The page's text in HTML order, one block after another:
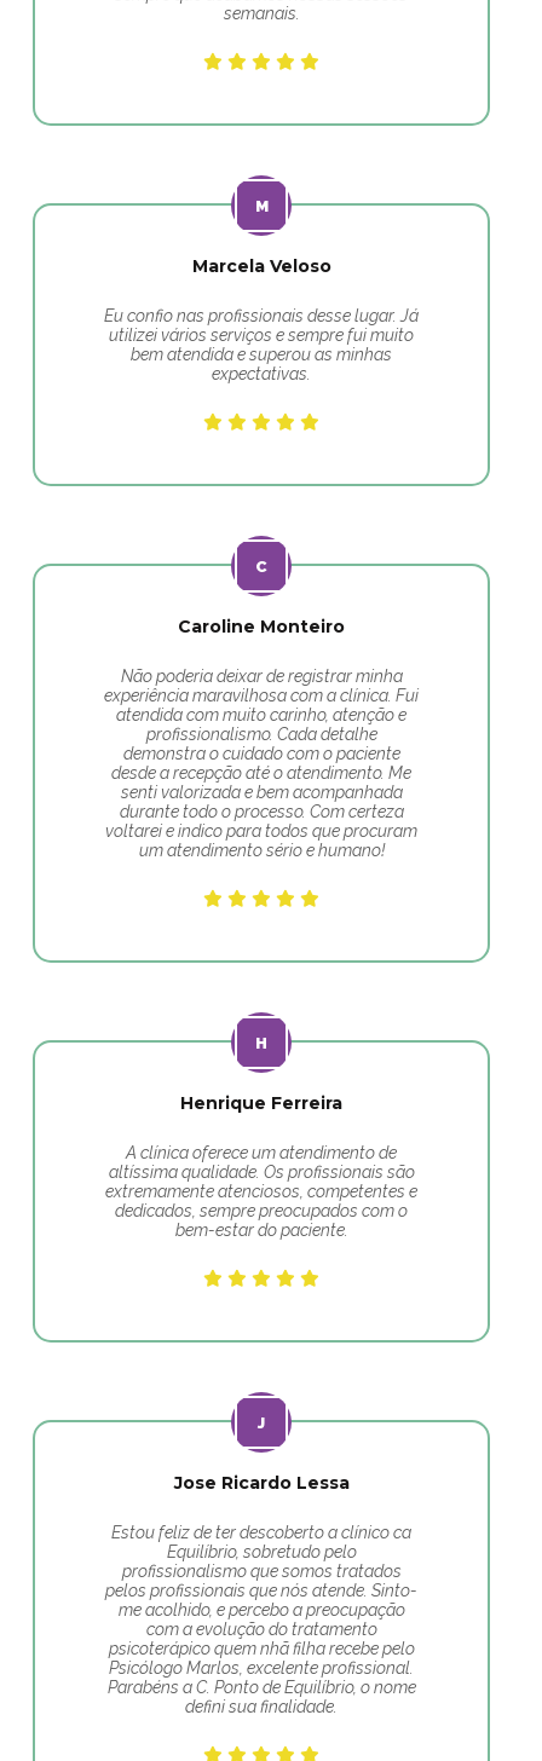
semanais.
Marcela Veloso
Eu confio nas profissionais desse lugar. Já
utilizei vários serviços e sempre fui muito
bem atendida e superou as minhas
expectativas.
Caroline Monteiro
Não poderia deixar de registrar minha
experiência maravilhosa com a clínica. Fui
atendida com muito carinho, atenção e
profissionalismo. Cada detalhe
demonstra o cuidado com o paciente
desde a recepção até o atendimento. Me
senti valorizada e bem acompanhada
durante todo o processo. Com certeza
voltarei e indico para todos que procuram
um atendimento sério e humano!
Henrique Ferreira
A clínica oferece um atendimento de
altíssima qualidade. Os profissionais são
extremamente atenciosos, competentes e
dedicados, sempre preocupados com o
bem-estar do paciente.
Jose Ricardo Lessa
Estou feliz de ter descoberto a clínico ca
Equilíbrio, sobretudo pelo
profissionalismo que somos tratados
pelos profissionais que nós atende. Sinto-
me acolhido, e percebo a preocupação
com a evolução do tratamento
psicoterápico quem nhã filha recebe pelo
Psicólogo Marlos, excelente profissional.
Parabéns a C. Ponto de Equilíbrio, o nome
defini sua finalidade.